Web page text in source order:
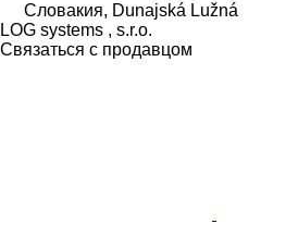
Словакия, Dunajská Lužná
LOG systems , s.r.o.
Связаться с продавцом